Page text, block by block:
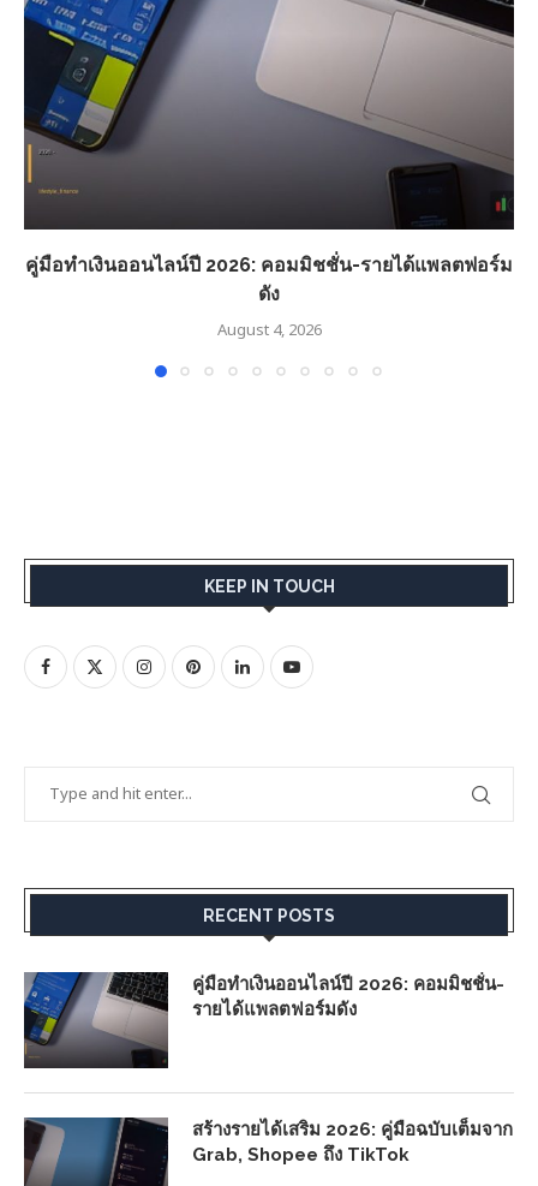
คู่มือทำเงินออนไลน์ปี 2026: คอมมิชชั่น-รายได้แพลตฟอร์ม
ดัง
August 4, 2026
KEEP IN TOUCH
RECENT POSTS
คู่มือทำเงินออนไลน์ปี 2026: คอมมิชชั่น-
รายได้แพลตฟอร์มดัง
สร้างรายได้เสริม 2026: คู่มือฉบับเต็มจาก
Grab, Shopee ถึง TikTok